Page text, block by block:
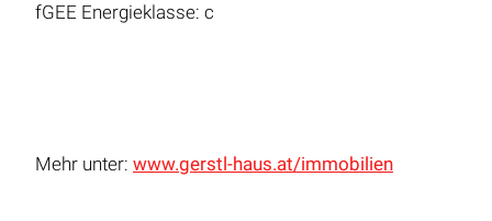
fGEE Energieklasse: c
Mehr unter: www.gerstl-haus.at/immobilien